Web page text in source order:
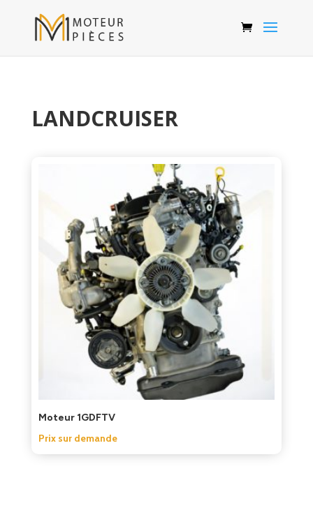
LANDCRUISER
Moteur 1GDFTV
Prix sur demande